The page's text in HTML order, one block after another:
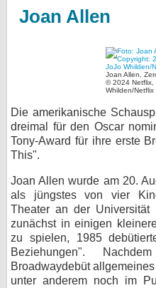
Joan Allen
Joan Allen,
© 2024 Netflix,
Whilden/Netflix
Die amerikanische
dreimal für den Oscar
Tony-Award für ihre erste
This".
Joan Allen wurde am 20.
als jüngstes von vier
Theater an der
zunächst in einigen
zu spielen, 1985
Beziehungen".
Broadwaydebüt
unter anderem noch im